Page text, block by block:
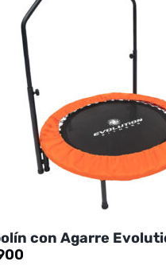
con Agarre